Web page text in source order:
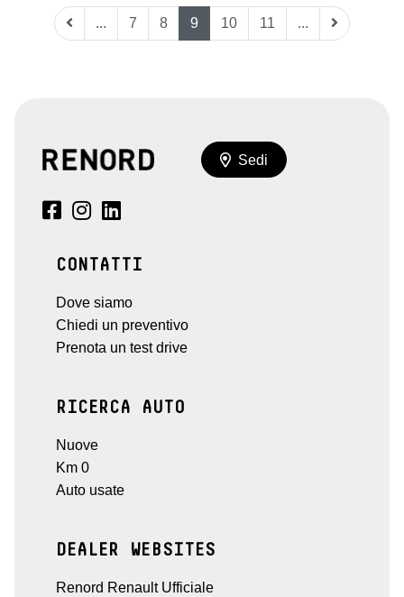
... 7 8 9 10 11 ...
Sedi
CONTATTI
Dove siamo
Chiedi un preventivo
Prenota un test drive
RICERCA AUTO
Nuove
Km 0
Auto usate
DEALER WEBSITES
Renord Renault Ufficiale